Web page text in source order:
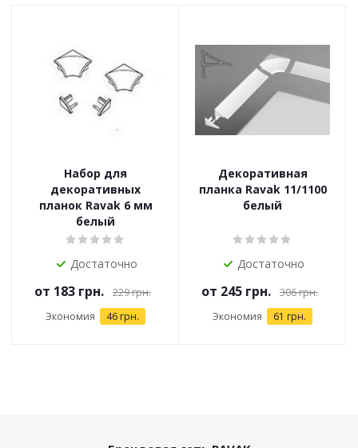
Набор для
декоративных
планок Ravak 6 мм
белый
Достаточно
от 183 грн. 229 грн.
Экономия 46 грн.
Декоративная
планка Ravak 11/1100
белый
Достаточно
от 245 грн. 306 грн.
Экономия 61 грн.